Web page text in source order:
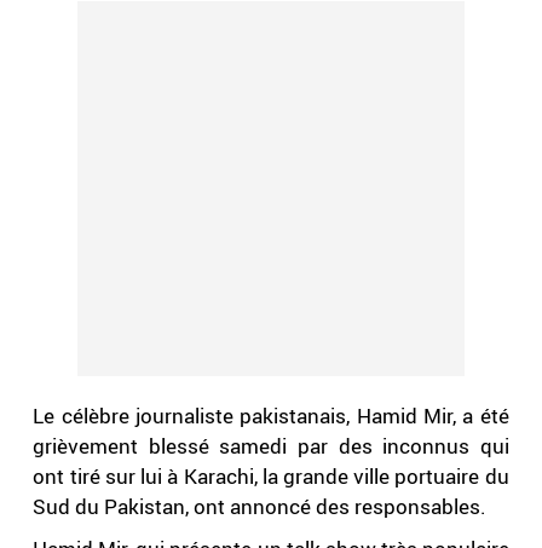
Le célèbre journaliste pakistanais, Hamid Mir, a été
grièvement blessé samedi par des inconnus qui
ont tiré sur lui à Karachi, la grande ville portuaire du
Sud du Pakistan, ont annoncé des responsables.